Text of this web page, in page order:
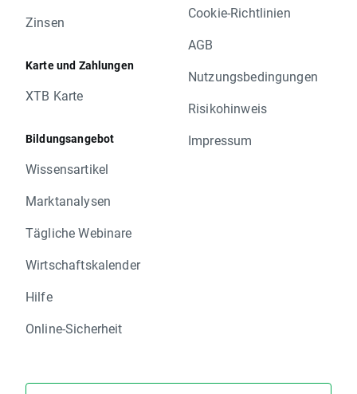
Zinsen
Karte und Zahlungen
XTB Karte
Bildungsangebot
Wissensartikel
Marktanalysen
Tägliche Webinare
Wirtschaftskalender
Hilfe
Online-Sicherheit
Cookie-Richtlinien
AGB
Nutzungsbedingungen
Risikohinweis
Impressum